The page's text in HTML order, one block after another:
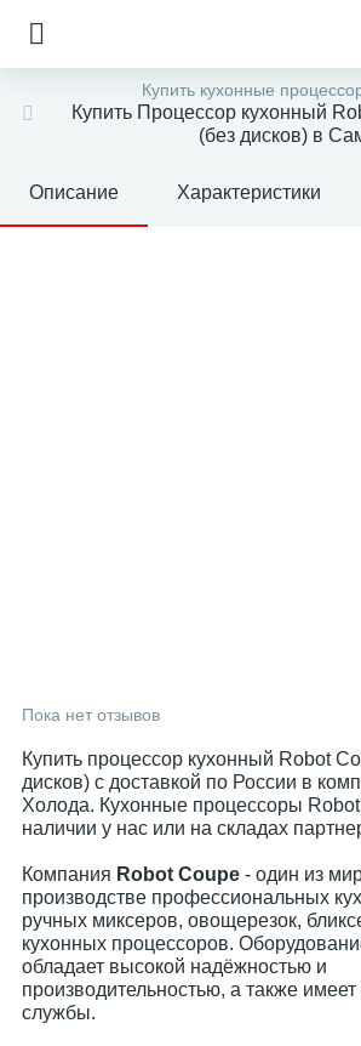
Купить кухонные
Купить Процессор кухонный
(без дисков) в
Описание Характеристики
Пока нет отзывов
Купить процессор кухонный Robot
дисков) с доставкой по России в
Холода. Кухонные процессоры Robot
наличии у нас или на складах
Компания Robot Coupe - один из
производстве профессиональных
ручных миксеров, овощерезок,
кухонных процессоров.
обладает высокой надёжностью и
производительностью, а также
службы.